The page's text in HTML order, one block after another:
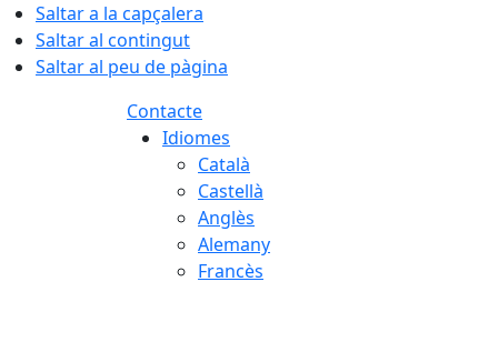
Saltar a la capçalera
Saltar al contingut
Saltar al peu de pàgina
Contacte
Idiomes
Català
Castellà
Anglès
Alemany
Francès